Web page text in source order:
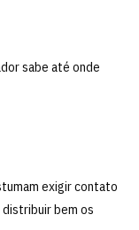
sabe até onde
exigir contato
bem os